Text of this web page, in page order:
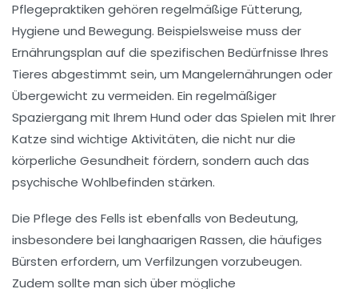
Pflegepraktiken gehören regelmäßige Fütterung,
Hygiene und Bewegung. Beispielsweise muss der
Ernährungsplan auf die spezifischen Bedürfnisse Ihres
Tieres abgestimmt sein, um Mangelernährungen oder
Übergewicht zu vermeiden. Ein regelmäßiger
Spaziergang mit Ihrem Hund oder das Spielen mit Ihrer
Katze sind wichtige Aktivitäten, die nicht nur die
körperliche Gesundheit fördern, sondern auch das
psychische Wohlbefinden stärken.
Die Pflege des Fells ist ebenfalls von Bedeutung,
insbesondere bei langhaarigen Rassen, die häufiges
Bürsten erfordern, um Verfilzungen vorzubeugen.
Zudem sollte man sich über mögliche